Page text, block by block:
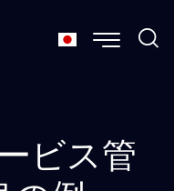
ビス管